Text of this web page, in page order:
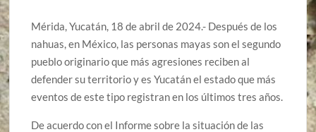
Mérida, Yucatán, 18 de abril de 2024.- Después de los
nahuas, en México, las personas mayas son el segundo
pueblo originario que más agresiones reciben al
defender su territorio y es Yucatán el estado que más
eventos de este tipo registran en los últimos tres años.
De acuerdo con el Informe sobre la situación de las